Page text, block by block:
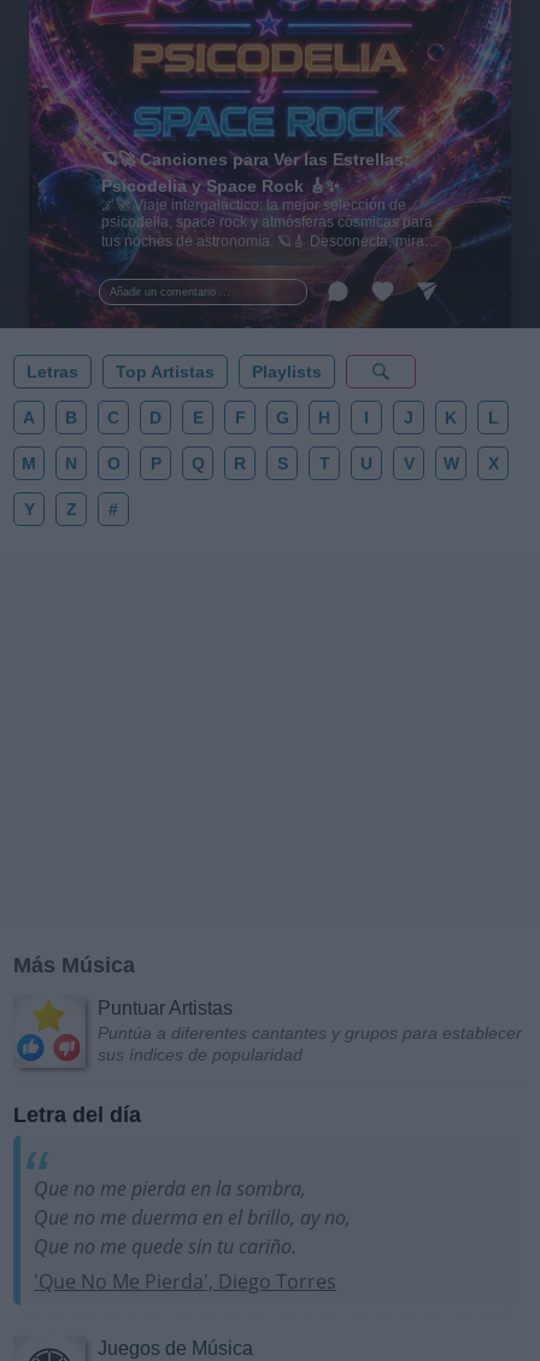
Añadir un comentario ...
🪐🚀 Canciones para Ver las Estrellas:
Psicodelia y Space Rock 🎸✨
🌌🚀 Viaje intergaláctico: la mejor selección de
psicodelia, space rock y atmósferas cósmicas para
tus noches de astronomía. 🪐🎸 Desconecta, mira
al firmamento y siente la gravedad cero. 💾 ¡Guarda
esta colección para tu próxima noche estrellada!
✨⭐
Letras Top Artistas Playlists
A B C D E F G H I J K L
M N O P Q R S T U V W X
Y Z #
Más Música
Puntuar Artistas
Puntúa a diferentes cantantes y grupos para establecer
sus índices de popularidad
Letra del día
Que no me pierda en la sombra,
Que no me duerma en el brillo, ay no,
Que no me quede sin tu cariño.
'Que No Me Pierda', Diego Torres
Juegos de Música